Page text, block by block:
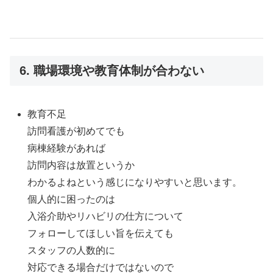
6. 職場環境や教育体制が合わない
教育不足
訪問看護が初めてでも
病棟経験があれば
訪問内容は放置というか
わかるよねという感じになりやすいと思います。
個人的に困ったのは
入浴介助やリハビリの仕方について
フォローしてほしい旨を伝えても
スタッフの人数的に
対応できる場合だけではないので